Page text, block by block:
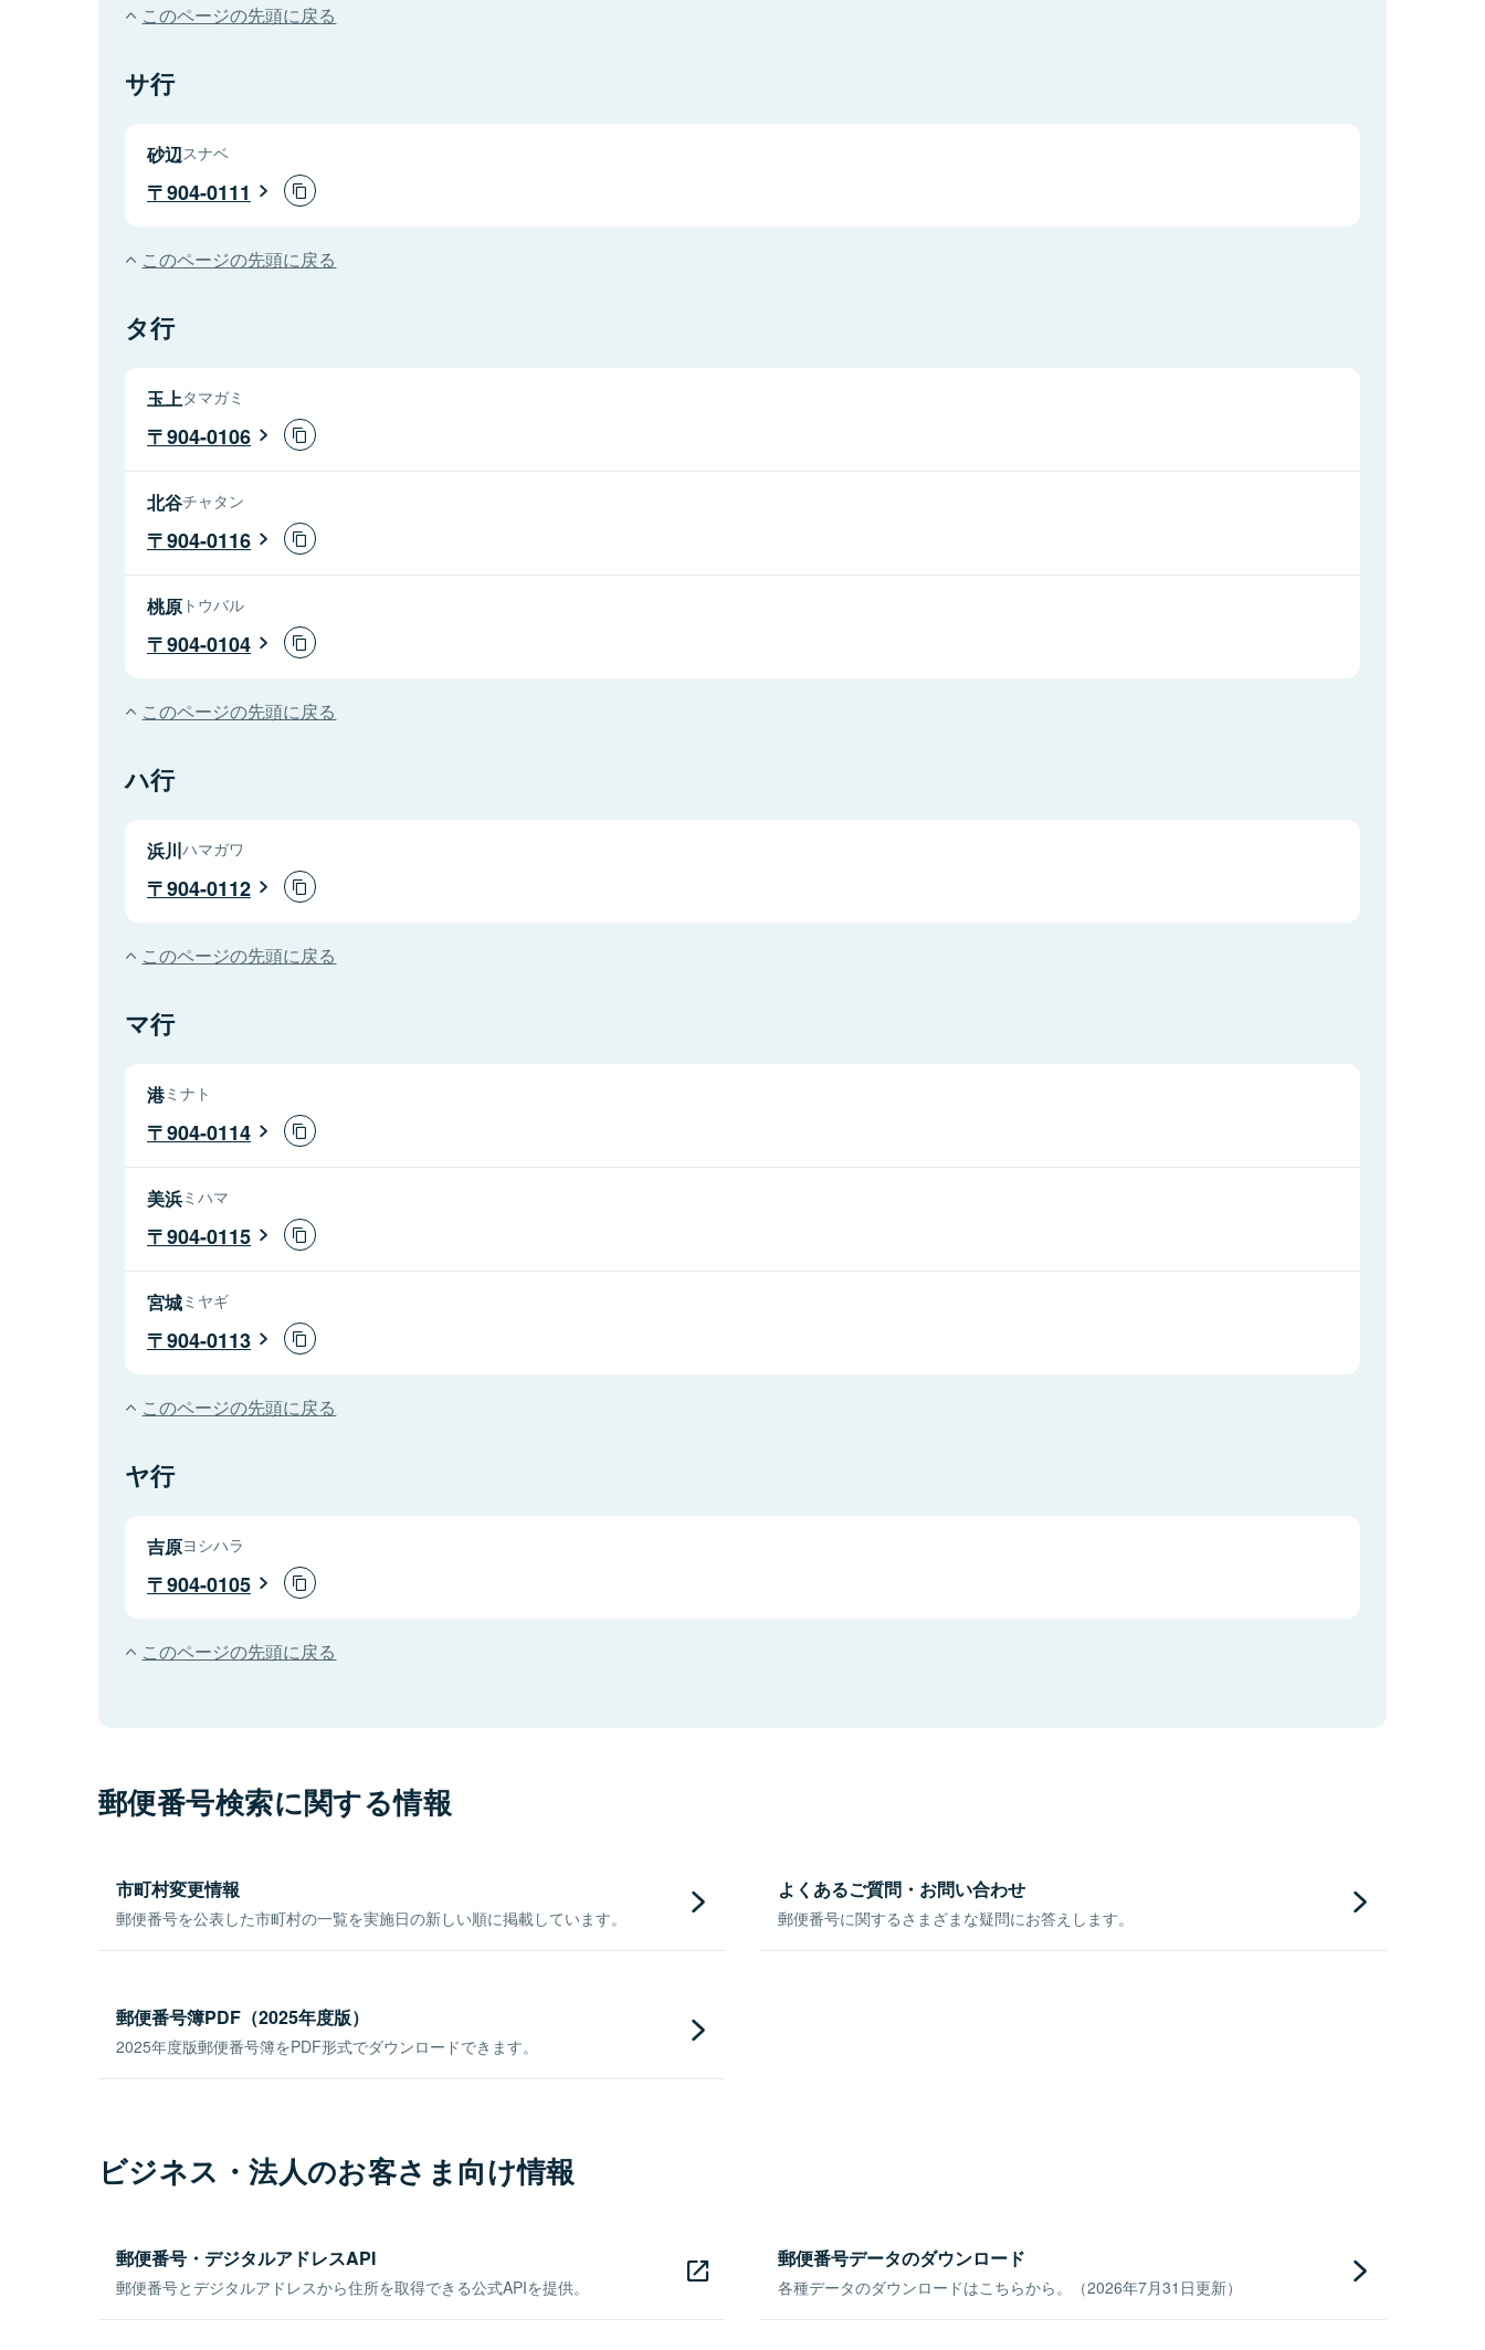
このページの先頭に戻る
サ行
砂辺スナベ
904-0111
このページの先頭に戻る
タ行
玉上タマガミ
904-0106
北谷チャタン
904-0116
桃原 トウバル
904-0104
このページの先頭に戻る
ハ行
浜川ハマガワ
904-0112
このページの先頭に戻る
マ行
港ミナト
904-0114
美浜ミハマ
904-0115
宮城ミヤギ
904-0113
このページの先頭に戻る
ヤ行
吉原ヨシハラ
904-0105
このページの先頭に戻る
郵便番号検索に関する情報
市町村変更情報
郵便番号を公表した市町村の一覧を実施日の新しい順に掲載しています。
よくあるご質問・お問い合わせ
郵便番号に関するさまざまな疑問にお答えします。
郵便番号簿PDF（2025年度版）
2025年度版郵便番号簿をPDF形式でダウンロードできます。
ビジネス・法人のお客さま向け情報
郵便番号・デジタルアドレスAPI
郵便番号とデジタルアドレスから住所を取得できる公式APIを提供。
郵便番号データのダウンロード
各種データのダウンロードはこちらから。（2026年7月31日更新）